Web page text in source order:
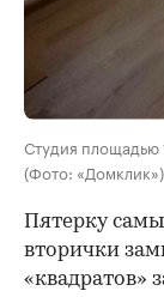
Студия площадью
(Фото: «Домклик»)
Пятерку
вторички
«квадратов»